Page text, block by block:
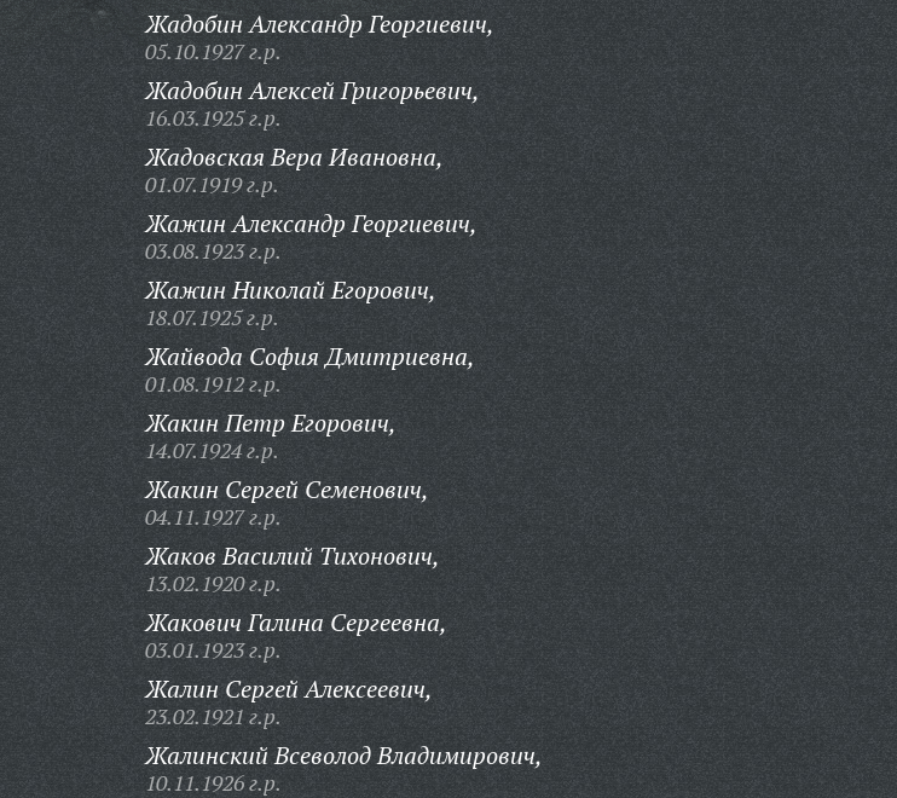
Жадобин Александр Георгиевич,
05.10.1927 г.р.
Жадобин Алексей Григорьевич,
16.03.1925 г.р.
Жадовская Вера Ивановна,
01.07.1919 г.р.
Жажин Александр Георгиевич,
03.08.1923 г.р.
Жажин Николай Егорович,
18.07.1925 г.р.
Жайвода София Дмитриевна,
01.08.1912 г.р.
Жакин Петр Егорович,
14.07.1924 г.р.
Жакин Сергей Семенович,
04.11.1927 г.р.
Жаков Василий Тихонович,
13.02.1920 г.р.
Жакович Галина Сергеевна,
03.01.1923 г.р.
Жалин Сергей Алексеевич,
23.02.1921 г.р.
Жалинский Всеволод Владимирович,
10.11.1926 г.р.